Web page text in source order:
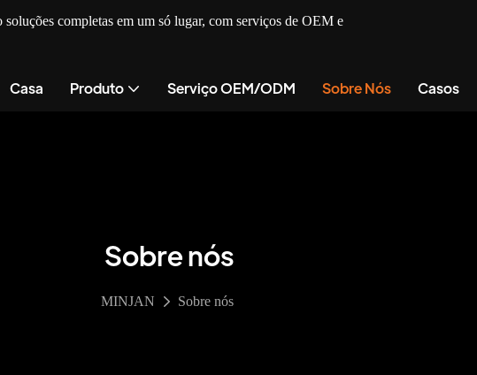
completas em um só lugar, com serviços de OEM e
Casa Produto Serviço OEM/ODM Sobre Nós Casos
Sobre nós
MINJAN Sobre nós